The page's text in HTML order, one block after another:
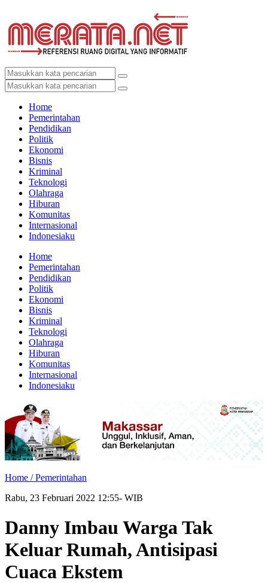
Home
Pemerintahan
Pendidikan
Politik
Ekonomi
Bisnis
Kriminal
Teknologi
Olahraga
Hiburan
Komunitas
Internasional
Indonesiaku
Home
Pemerintahan
Pendidikan
Politik
Ekonomi
Bisnis
Kriminal
Teknologi
Olahraga
Hiburan
Komunitas
Internasional
Indonesiaku
Home /Pemerintahan
Rabu, 23 Februari 2022 12:55- WIB
Danny Imbau Warga Tak
Keluar Rumah, Antisipasi
Cuaca Ekstem